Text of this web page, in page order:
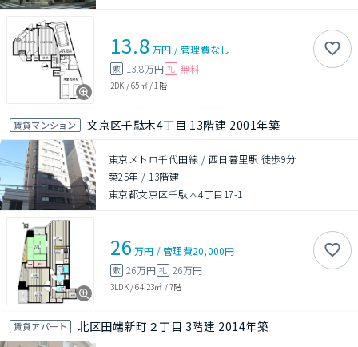
13.8万円 /管理費なし
敷 13.8万円 礼 無料
2DK /65㎡/ 1階
賃貸マンション 文京区千駄木4丁目 13階建 2001年築
東京メトロ千代田線 / 西日暮里駅 徒歩9分
築25年 / 13階建
東京都文京区千駄木4丁目17-1
26 万円 /管理費20,000円
敷 26万円 礼 26万円
3LDK/64.23㎡ /7階
賃貸アパート 北区田端新町２丁目 3階建 2014年築